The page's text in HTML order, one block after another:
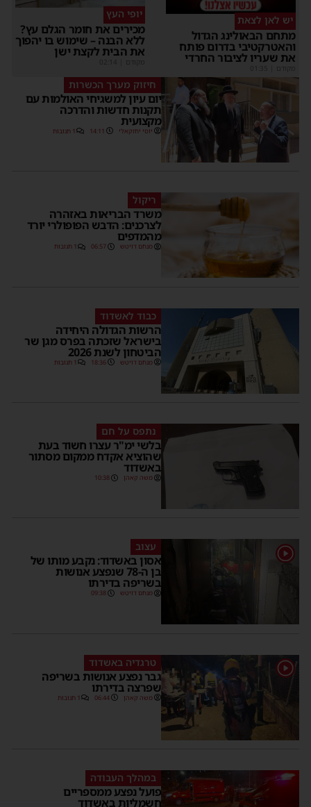
יש לאן לצאת
מתחם הבאולינג הגדול
והאטרקטיבי בדרום פותח
את שעריו לציבור החרדי
מקודם
יופי העץ
מכירים את חומר הגלם עץ?
ללא הבנה – שימוש בו יהפוך
את הבית לקצת ישן
מקודם
חיזוק מערך הכשרות
יום עיון למשגיחי האולמות עם
תקנות חדשות והדרכה
מקצועית
יוסי יחזקאלי 14:11 1 תגובות
ריקול
משרד הבריאות באזהרה
לצרכנים: הדבש הפופולרי יורד
מהמדפים
מנחם דויטש 06:57 1 תגובות
כבוד לאשדוד
הרשות הגדולה היחידה
בישראל שזכתה בפרס מגן שר
הביטחון לשנת 2026
מנחם דויטש 18:36 1 תגובות
נתפס על חם
בלשי ימ"ר עצרו חשוד בעת
שהוציא אקדח ממקום מסתור
באשדוד
משה קאהן 10:38
1 עצוב
אסון באשדוד: נקבע מותו של
בן ה-78 שנפצע אנושות
בשריפה בדירתו
מנחם דויטש 09:38
1 טרגדיה באשדוד
גבר נפצע אנושות בשריפה
שפרצה בדירתו
משה קאהן 06:44 1 תגובות
במהלך העבודה
פועל נפצע ממספריים
חשמליות באשדוד